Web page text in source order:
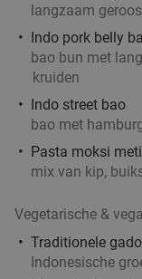
langzaam
Indo pork belly
bao bun met
kruiden
Indo street bao
bao met
Pasta moksi meti
mix van kip,
Vegetarische &
Traditionele
Indonesische